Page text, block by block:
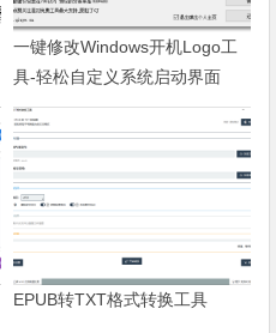
一键修改Windows开机Logo工
具-轻松自定义系统启动界面
EPUB转TXT格式转换工具